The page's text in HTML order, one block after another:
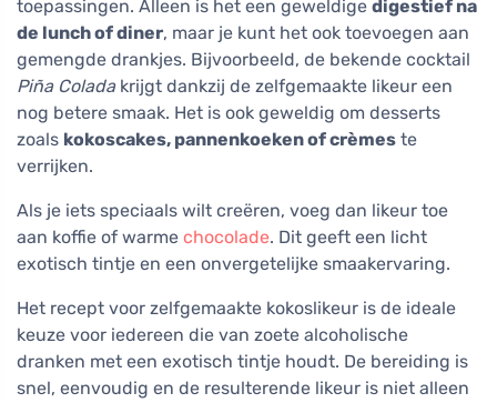
toepassingen. Alleen is het een geweldige digestief na
de lunch of diner, maar je kunt het ook toevoegen aan
gemengde drankjes. Bijvoorbeeld, de bekende cocktail
Piña Coladakrijgt dankzij de zelfgemaakte likeur een
nog betere smaak. Het is ook geweldig om desserts
zoals kokoscakes, pannenkoeken of crèmes te
verrijken.
Als je iets speciaals wilt creëren, voeg dan likeur toe
aan koffie of warme chocolade. Dit geeft een licht
exotisch tintje en een onvergetelijke smaakervaring.
Het recept voor zelfgemaakte kokoslikeur is de ideale
keuze voor iedereen die van zoete alcoholische
dranken met een exotisch tintje houdt. De bereiding is
snel, eenvoudig en de resulterende likeur is niet alleen